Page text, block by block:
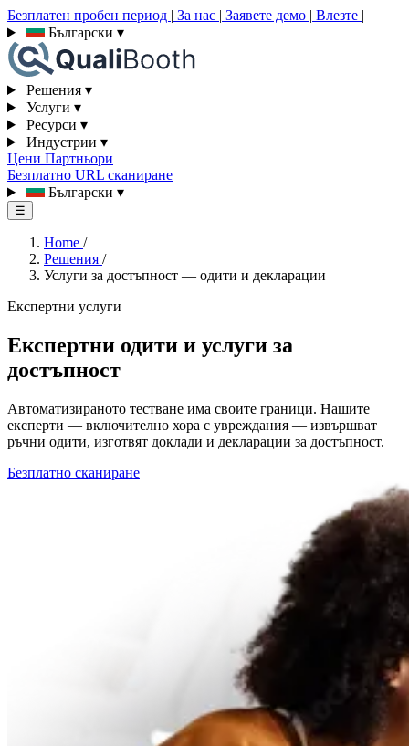
Безплатен пробен период | За нас | Заявете демо | Влезте |
Български ▾
Решения ▾
Услуги ▾
Ресурси ▾
Индустрии ▾
Цени Партньори
Безплатно URL сканиране
Български ▾
☰
Home /
Решения /
Услуги за достъпност — одити и декларации
Експертни услуги
Експертни одити и услуги за
достъпност
Автоматизираното тестване има своите граници. Нашите
експерти — включително хора с увреждания — извършват
ръчни одити, изготвят доклади и декларации за достъпност.
Безплатно сканиране